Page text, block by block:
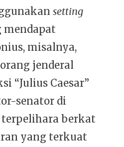
setting
mendapat
misalnya,
jenderal
“Julius Caesar”
senator di
terpelihara berkat
yang terkuat